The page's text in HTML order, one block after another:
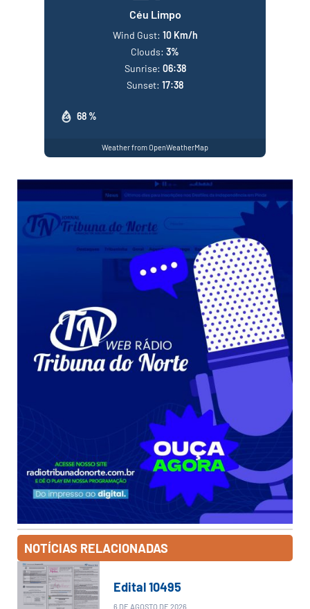
Céu Limpo
68 %
Wind Gust: 10 Km/h
Clouds: 3%
Sunrise: 06:38
Sunset: 17:38
Weather from OpenWeatherMap
NOTÍCIAS RELACIONADAS
Edital 10495
6 DE AGOSTO DE 2026